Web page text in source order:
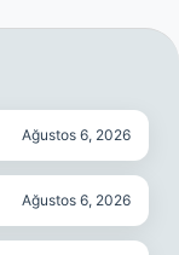
Ağustos 6, 2026
Ağustos 6, 2026